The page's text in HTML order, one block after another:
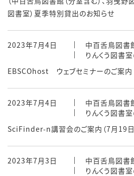
図書室）夏季特別貸出のお知らせ
2023年7月4日
中百舌鳥図書
りんくう図書
EBSCOhost ウェブセミナーのご案内
2023年7月4日
中百舌鳥図書
りんくう図書
SciFinder-n講習会のご案内（7月19日
2023年7月3日
中百舌鳥図書
りんくう図書